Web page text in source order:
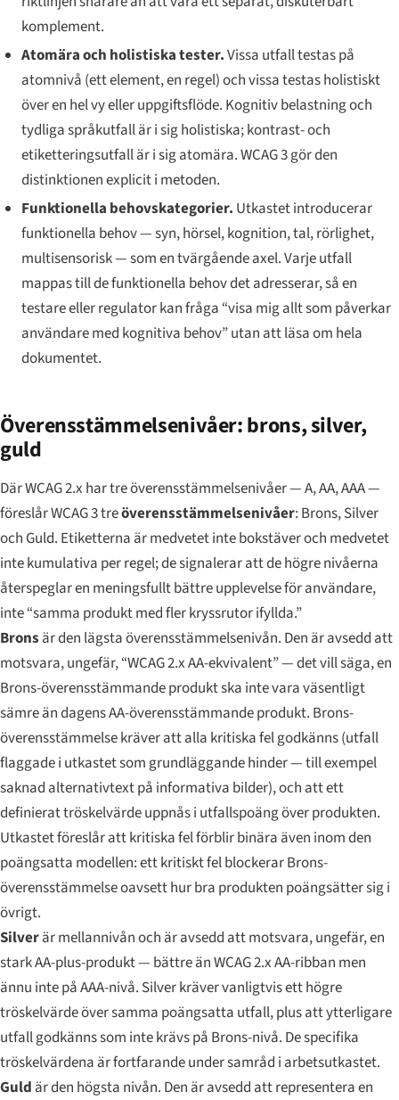
komplement.
Atomära och holistiska tester.Vissa utfall testas på
atomnivå (ett element, en regel) och vissa testas holistiskt
över en hel vy eller uppgiftsflöde. Kognitiv belastning och
tydliga språkutfall är i sig holistiska; kontrast- och
etiketteringsutfall är i sig atomära. WCAG 3 gör den
distinktionen explicit i metoden.
Funktionella behovskategorier. Utkastet introducerar
funktionella behov— syn, hörsel, kognition, tal, rörlighet,
multisensorisk — som en tvärgående axel. Varje utfall
mappas till de funktionella behov det adresserar, så en
testare eller regulator kan fråga “visa mig allt som påverkar
användare med kognitiva behov” utan att läsa om hela
dokumentet.
Överensstämmelsenivåer: brons, silver,
guld
Där WCAG 2.x har tre överensstämmelsenivåer — A, AA, AAA —
föreslår WCAG 3 treöverensstämmelsenivåer: Brons,Silver
och Guld. Etiketterna är medvetet inte bokstäver och medvetet
inte kumulativa per regel; de signalerar att de högre nivåerna
återspeglar en meningsfullt bättre upplevelse för användare,
inte “samma produkt med fler kryssrutor ifyllda.”
Brons är den lägsta överensstämmelsenivån. Den är avsedd att
motsvara, ungefär, “WCAG 2.x AA-ekvivalent” — det vill säga, en
Brons-överensstämmande produkt ska inte vara väsentligt
sämre än dagens AA-överensstämmande produkt. Brons-
överensstämmelse kräver att alla kritiska fel godkänns (utfall
flaggade i utkastet som grundläggande hinder — till exempel
saknad alternativtext på informativa bilder), och att ett
definierat tröskelvärde uppnås i utfallspoäng över produkten.
Utkastet föreslår att kritiska fel förblir binära även inom den
poängsatta modellen: ett kritiskt fel blockerar Brons-
överensstämmelse oavsett hur bra produkten poängsätter sig i
övrigt.
Silverär mellannivån och är avsedd att motsvara, ungefär, en
stark AA-plus-produkt — bättre än WCAG 2.x AA-ribban men
ännu inte på AAA-nivå. Silver kräver vanligtvis ett högre
tröskelvärde över samma poängsatta utfall, plus att ytterligare
utfall godkänns som inte krävs på Brons-nivå. De specifika
tröskelvärdena är fortfarande under samråd i arbetsutkastet.
Guld är den högsta nivån. Den är avsedd att representera en